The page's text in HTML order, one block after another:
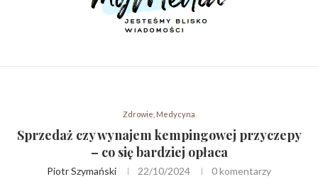
Zdrowie, Medycyna
Sprzedaż czy wynajem kempingowej przyczepy
– co się bardziej opłaca
Piotr Szymański 22/10/2024 0 komentarzy